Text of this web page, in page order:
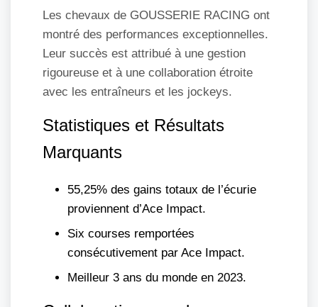
Les chevaux de GOUSSERIE RACING ont
montré des performances exceptionnelles.
Leur succès est attribué à une gestion
rigoureuse et à une collaboration étroite
avec les entraîneurs et les jockeys.
Statistiques et Résultats
Marquants
55,25% des gains totaux de l’écurie
proviennent d’Ace Impact.
Six courses remportées
consécutivement par Ace Impact.
Meilleur 3 ans du monde en 2023.